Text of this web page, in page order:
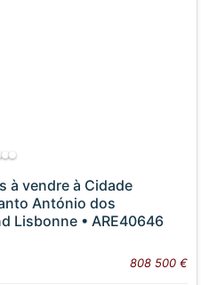
à vendre à Cidade
António dos
Lisbonne • ARE40646
808 500 €